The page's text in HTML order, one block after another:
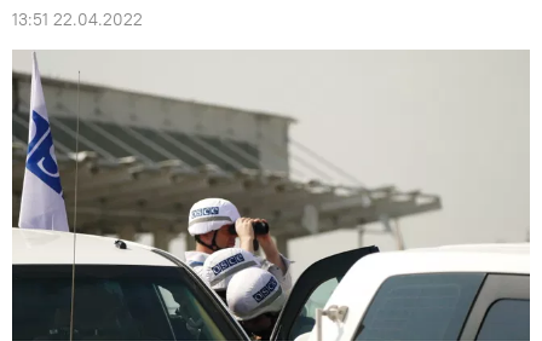
13:51 22.04.2022